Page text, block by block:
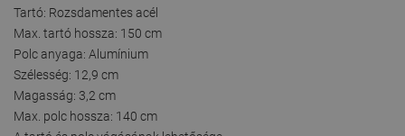
Tartó: Rozsdamentes acél
Max. tartó hossza: 150 cm
Polc anyaga: Alumínium
Szélesség: 12,9 cm
Magasság: 3,2 cm
Max. polc hossza: 140 cm